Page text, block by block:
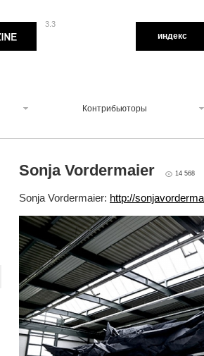
3.3
индекс
Контрибьюторы
Sonja Vordermaier 14 568
Sonja Vordermaier: http://